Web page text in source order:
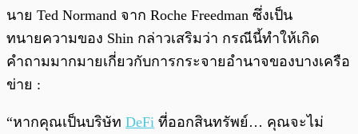
นาย Ted Normand จาก Roche Freedman ซึ่งเป็น
ทนายความของ Shin กล่าวเสริมว่า กรณีนี้ทำให้เกิด
คำถามมากมายเกี่ยวกับการกระจายอำนาจของบางเครือ
ข่าย :
“หากคุณเป็นบริษัท DeFi ที่ออกสินทรัพย์… คุณจะไม่